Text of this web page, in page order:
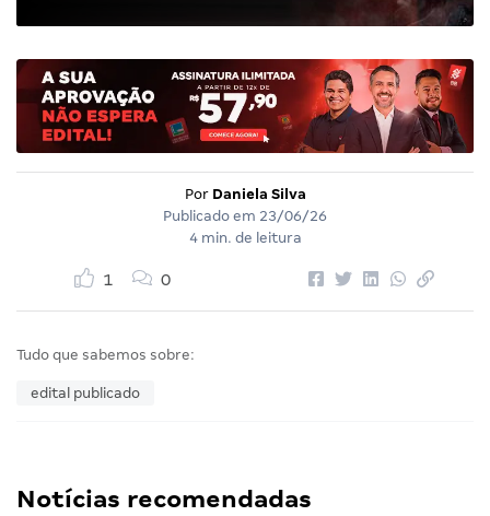
Por Daniela Silva
Publicado em 23/06/26
4 min. de leitura
1 0
Tudo que sabemos sobre:
edital publicado
Notícias recomendadas